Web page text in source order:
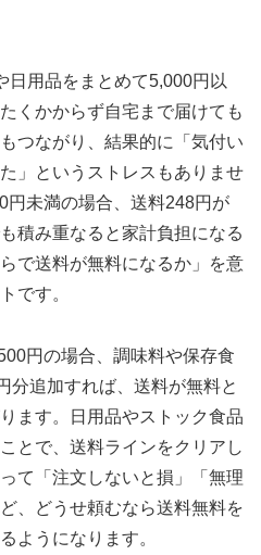
日用品をまとめて5,000円以
くかからず自宅まで届けても
つながり、結果的に「気付い
」というストレスもありませ
円未満の場合、送料248円が
積み重なると家計負担になる
で送料が無料になるか」を意
です。
円の場合、調味料や保存食
分追加すれば、送料が無料と
ます。日用品やストック食品
とで、送料ラインをクリアし
て「注文しないと損」「無理
、どうせ頼むなら送料無料を
ようになります。